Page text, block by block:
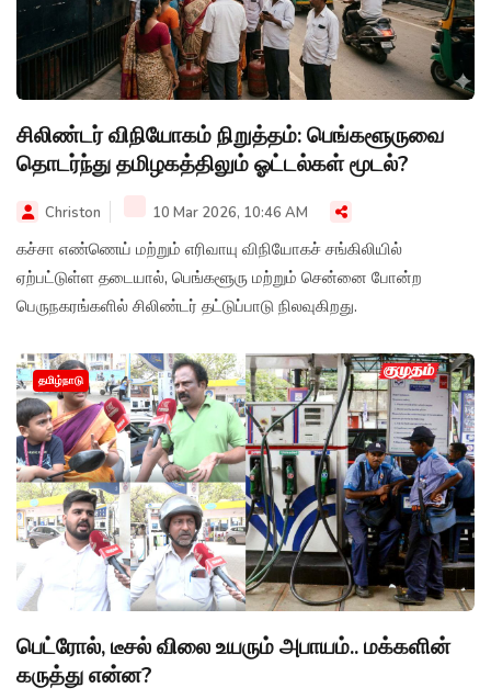
சிலிண்டர் விநியோகம் நிறுத்தம்: பெங்களூருவை
தொடர்ந்து தமிழகத்திலும் ஓட்டல்கள் மூடல்?
Christon 10 Mar 2026, 10:46 AM
கச்சா எண்ணெய் மற்றும் எரிவாயு விநியோகச் சங்கிலியில்
ஏற்பட்டுள்ள தடையால், பெங்களூரு மற்றும் சென்னை போன்ற
பெருநகரங்களில் சிலிண்டர் தட்டுப்பாடு நிலவுகிறது.
தமிழ்நாடு
பெட்ரோல், டீசல் விலை உயரும் அபாயம்.. மக்களின்
கருத்து என்ன?